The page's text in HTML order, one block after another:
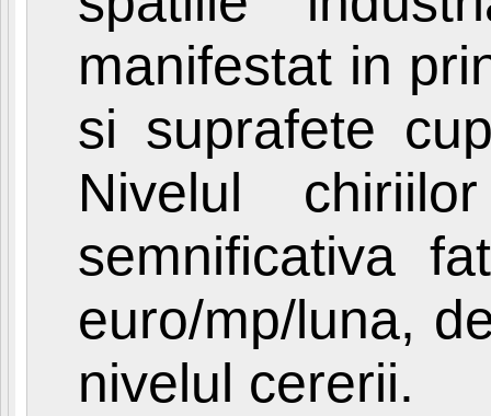
manifestat in
si suprafete
Nivelul
semnificativa
euro/mp/luna,
nivelul cererii.